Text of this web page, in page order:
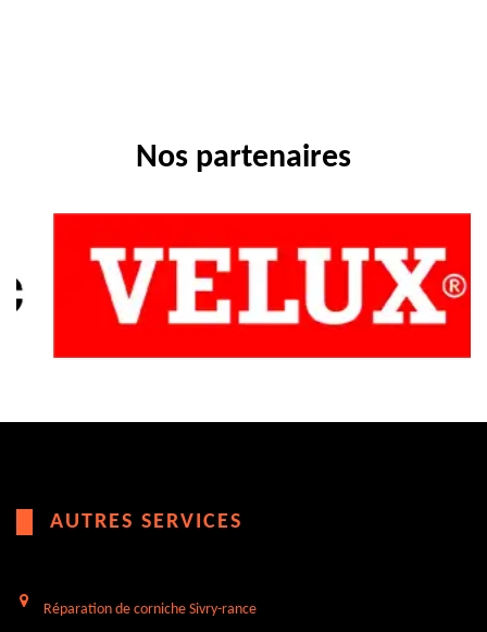
Nos partenaires
AUTRES SERVICES
Réparation de corniche Sivry-rance